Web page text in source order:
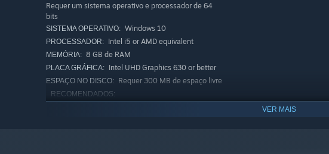
Requer um sistema operativo e processador de 64
bits
SISTEMA OPERATIVO: Windows 10
PROCESSADOR: Intel i5 or AMD equivalent
MEMÓRIA: 8 GB de RAM
PLACA GRÁFICA: Intel UHD Graphics 630 or better
ESPAÇO NO DISCO: Requer 300 MB de espaço livre
RECOMENDADOS:
VER MAIS